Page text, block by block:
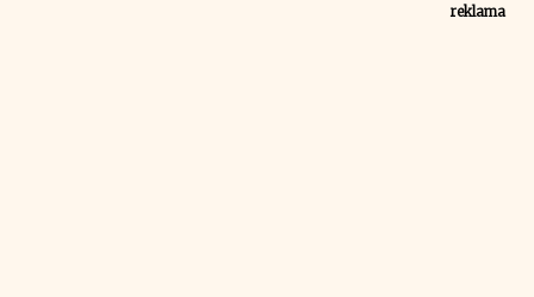
reklama